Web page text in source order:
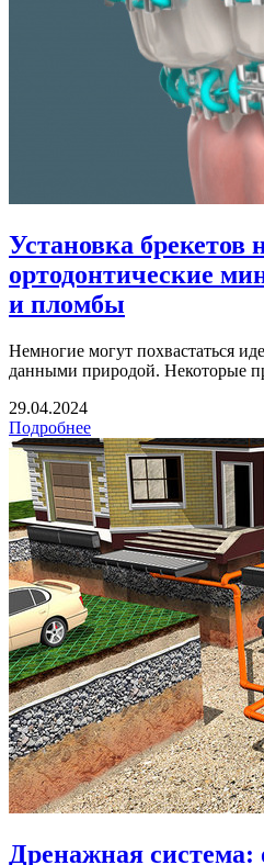
Установка брекетов
ортодонтические
и пломбы
Немногие могут похвастаться
данными природой. Некоторые
29.04.2024
Подробнее
Дренажная система: